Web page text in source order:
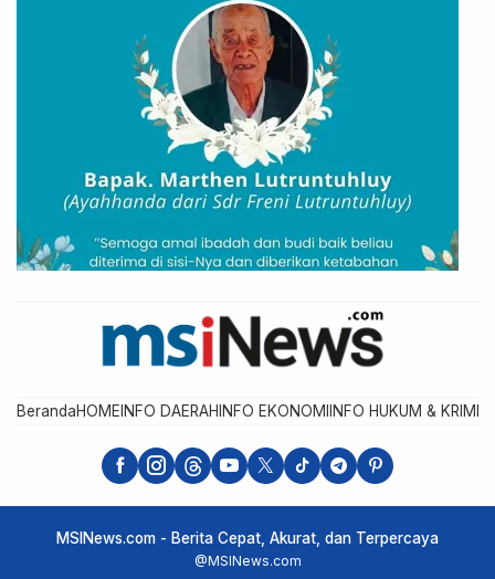
BerandaHOME INFO DAERAH INFO EKONOMI INFO HUKUM &
MSINews.com - Berita Cepat, Akurat, dan Terpercaya
@MSINews.com